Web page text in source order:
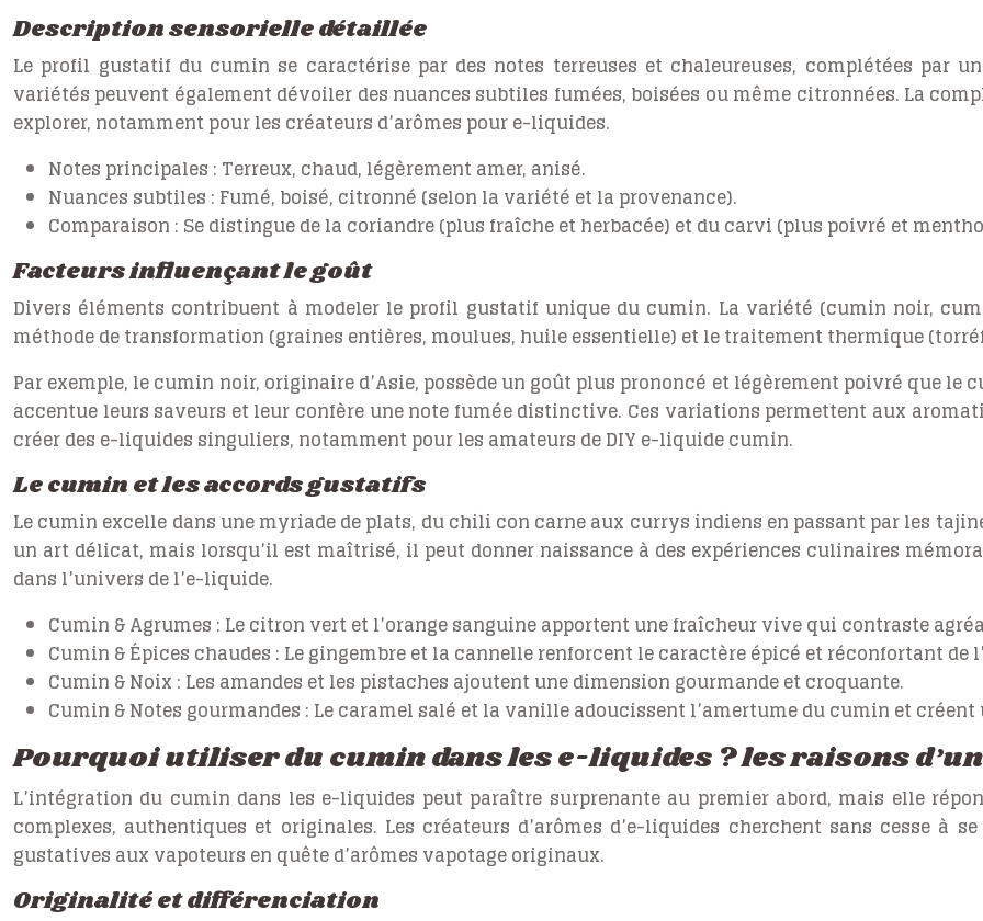
Description sensorielle détaillée
Le profil gustatif du cumin se caractérise par des notes terreuses et chaleureuses, complétées par
variétés peuvent également dévoiler des nuances subtiles fumées, boisées ou même citronnées. La
explorer, notamment pour les créateurs d’arômes pour e-liquides.
Notes principales : Terreux, chaud, légèrement amer, anisé.
Nuances subtiles : Fumé, boisé, citronné (selon la variété et la provenance).
Comparaison : Se distingue de la coriandre (plus fraîche et herbacée) et du carvi (plus poivré et
Facteurs influençant le goût
Divers éléments contribuent à modeler le profil gustatif unique du cumin. La variété (cumin noir,
méthode de transformation (graines entières, moulues, huile essentielle) et le traitement thermique
Par exemple, le cumin noir, originaire d’Asie, possède un goût plus prononcé et légèrement poivré que
accentue leurs saveurs et leur confère une note fumée distinctive. Ces variations permettent aux
créer des e-liquides singuliers, notamment pour les amateurs de DIY e-liquide cumin.
Le cumin et les accords gustatifs
Le cumin excelle dans une myriade de plats, du chili con carne aux currys indiens en passant par les
un art délicat, mais lorsqu’il est maîtrisé, il peut donner naissance à des expériences culinaires
dans l’univers de l’e-liquide.
Cumin & Agrumes : Le citron vert et l’orange sanguine apportent une fraîcheur vive qui contraste
Cumin & Épices chaudes : Le gingembre et la cannelle renforcent le caractère épicé et réconfortant de
Cumin & Noix : Les amandes et les pistaches ajoutent une dimension gourmande et croquante.
Cumin & Notes gourmandes : Le caramel salé et la vanille adoucissent l’amertume du cumin et
Pourquoi utiliser du cumin dans les e-liquides ? les raisons
L’intégration du cumin dans les e-liquides peut paraître surprenante au premier abord, mais elle
complexes, authentiques et originales. Les créateurs d’arômes d’e-liquides cherchent sans cesse à
gustatives aux vapoteurs en quête d’arômes vapotage originaux.
Originalité et différenciation